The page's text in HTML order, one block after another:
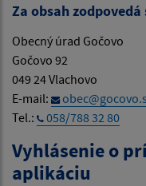
Za obsah
Obecný úrad Gočovo
Gočovo 92
049 24 Vlachovo
E-mail:
Tel.:
058/788 32 80
Vyhlásenie o
aplikáciu